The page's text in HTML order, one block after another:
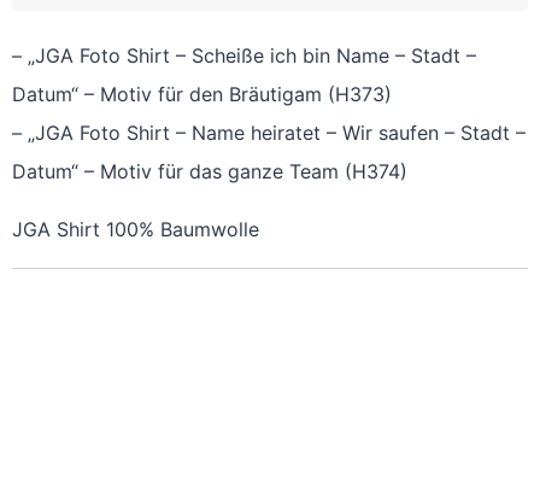
– „JGA Foto Shirt – Scheiße ich bin Name – Stadt –
Datum“ – Motiv für den Bräutigam (H373)
– „JGA Foto Shirt – Name heiratet – Wir saufen – Stadt –
Datum“ – Motiv für das ganze Team (H374)
JGA Shirt 100% Baumwolle